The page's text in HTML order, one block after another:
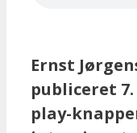
Ernst
publiceret 7.
play-